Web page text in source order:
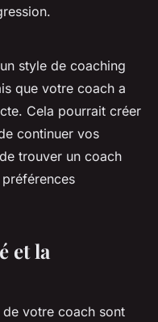
style de coaching
que votre coach a
Cela pourrait créer
continuer vos
trouver un coach
et la
de votre coach sont